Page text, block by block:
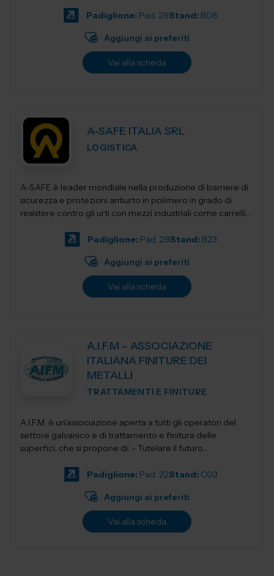
Padiglione: Pad. 29Stand: B08
Aggiungi ai preferiti
Vai alla scheda
A-SAFE ITALIA SRL
LOGISTICA
A-SAFE è leader mondiale nella produzione di barriere di
sicurezza e protezioni antiurto in polimero in grado di
resistere contro gli urti con mezzi industriali come carrelli
Padiglione: Pad. 29Stand: B23
Aggiungi ai preferiti
Vai alla scheda
A.I.F.M – ASSOCIAZIONE
ITALIANA FINITURE DEI
METALLI
TRATTAMENTI E FINITURE
A.I.F.M. è un'associazione aperta a tutti gli operatori del
settore galvanico e di trattamento e finitura delle
superfici, che si propone di: - Tutelare il futuro
Padiglione: Pad. 22Stand: C03
Aggiungi ai preferiti
Vai alla scheda